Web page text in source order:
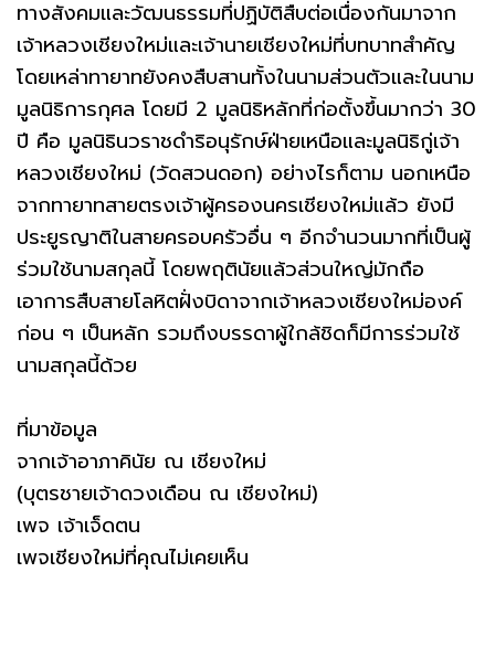
ทางสังคมและวัฒนธรรมที่ปฏิบัติสืบต่อเนื่องกันมาจาก
เจ้าหลวงเชียงใหม่และเจ้านายเชียงใหม่ที่บทบาทสำคัญ
โดยเหล่าทายาทยังคงสืบสานทั้งในนามส่วนตัวและในนาม
มูลนิธิการกุศล โดยมี 2 มูลนิธิหลักที่ก่อตั้งขึ้นมากว่า 30
ปี คือ มูลนิธินวราชดำริอนุรักษ์ฝ่ายเหนือและมูลนิธิกู่เจ้า
หลวงเชียงใหม่ (วัดสวนดอก) อย่างไรก็ตาม นอกเหนือ
จากทายาทสายตรงเจ้าผู้ครองนครเชียงใหม่แล้ว ยังมี
ประยูรญาติในสายครอบครัวอื่น ๆ อีกจำนวนมากที่เป็นผู้
ร่วมใช้นามสกุลนี้ โดยพฤตินัยแล้วส่วนใหญ่มักถือ
เอาการสืบสายโลหิตฝั่งบิดาจากเจ้าหลวงเชียงใหม่องค์
ก่อน ๆ เป็นหลัก รวมถึงบรรดาผู้ใกล้ชิดก็มีการร่วมใช้
นามสกุลนี้ด้วย
ที่มาข้อมูล
จากเจ้าอาภาคินัย ณ เชียงใหม่
(บุตรชายเจ้าดวงเดือน ณ เชียงใหม่)
เพจ เจ้าเจ็ดตน
เพจเชียงใหม่ที่คุณไม่เคยเห็น